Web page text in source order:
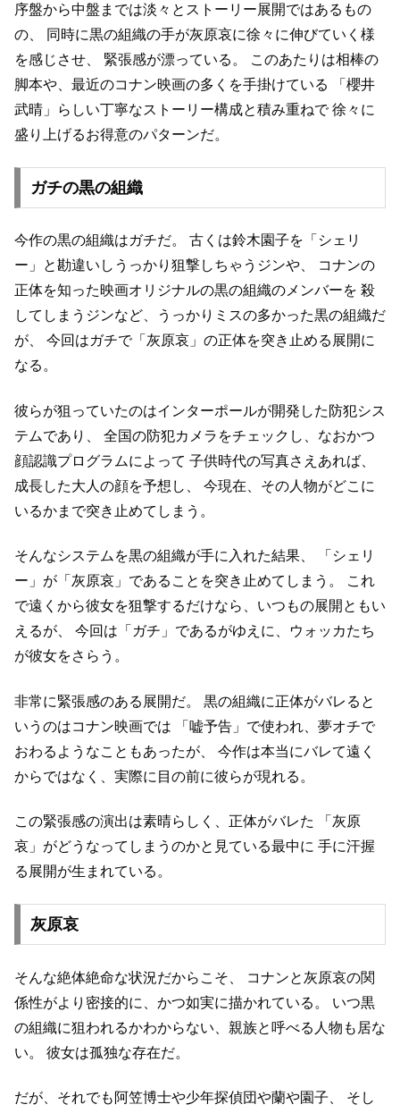
序盤から中盤までは淡々とストーリー展開ではあるもの
の、
同時に黒の組織の手が灰原哀に徐々に伸びていく様
を感じさせ、
緊張感が漂っている。
このあたりは相棒の
脚本や、最近のコナン映画の多くを手掛けている
「櫻井
武晴」らしい丁寧なストーリー構成と積み重ねで徐々に
盛り上げるお得意のパターンだ。
ガチの黒の組織
今作の黒の組織はガチだ。
古くは鈴木園子を「シェリ
ー」と勘違いしうっかり狙撃しちゃうジンや、
コナンの
正体を知った映画オリジナルの黒の組織のメンバーを 殺
してしまうジンなど、うっかりミスの多かった黒の組織だ
が、
今回はガチで「灰原哀」の正体を突き止める展開に
なる。
彼らが狙っていたのはインターポールが開発した防犯シス
テムであり、
全国の防犯カメラをチェックし、なおかつ
顔認識プログラムによって 子供時代の写真さえあれば、
成長した大人の顔を予想し、
今現在、その人物がどこに
いるかまで突き止めてしまう。
そんなシステムを黒の組織が手に入れた結果、
「シェリ
ー」が「灰原哀」であることを突き止めてしまう。
これ
で遠くから彼女を狙撃するだけなら、いつもの展開ともい
えるが、
今回は「ガチ」であるがゆえに、ウォッカたち
が彼女をさらう。
非常に緊張感のある展開だ。
黒の組織に正体がバレると
いうのはコナン映画では 「嘘予告」で使われ、夢オチで
おわるようなこともあったが、
今作は本当にバレて遠く
からではなく、実際に目の前に彼らが現れる。
この緊張感の演出は素晴らしく、正体がバレた
「灰原
哀」がどうなってしまうのかと見ている最中に 手に汗握
る展開が生まれている。
灰原哀
そんな絶体絶命な状況だからこそ、
コナンと灰原哀の関
係性がより密接的に、かつ如実に描かれている。
いつ黒
の組織に狙われるかわからない、親族と呼べる人物も居な
い。
彼女は孤独な存在だ。
だが、それでも阿笠博士や少年探偵団や蘭や園子、
そし